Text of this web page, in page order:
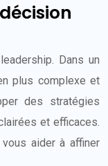
Dans un
plus complexe et
des stratégies
et efficaces.
aider à affiner